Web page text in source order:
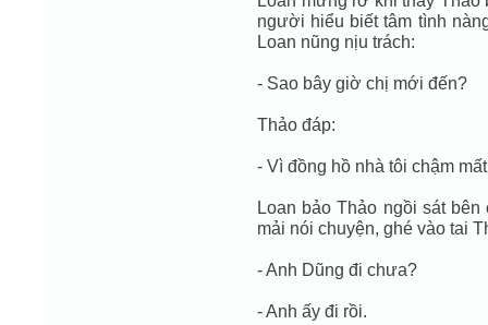
người hiểu biết tâm tình
Loan nũng nịu trách:
- Sao bây giờ chị mới đến?
Thảo đáp:
- Vì đồng hồ nhà tôi chậm
Loan bảo Thảo ngồi sát
mải nói chuyện, ghé vào tai
- Anh Dũng đi chưa?
- Anh ấy đi rồi.